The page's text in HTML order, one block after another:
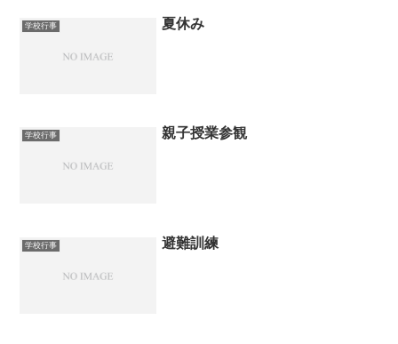
学校行事 夏休み
学校行事 親子授業参観
学校行事 避難訓練